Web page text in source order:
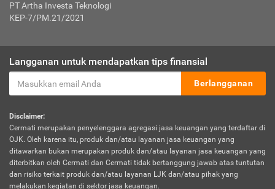
PT Artha Investa Teknologi
KEP-7/PM.21/2021
Langganan untuk mendapatkan tips finansial
Berlangganan
Disclaimer:
Cermati merupakan penyelenggara agregasi jasa keuangan yang terdaftar di
OJK. Oleh karena itu, produk dan/atau layanan jasa keuangan yang
ditawarkan bukan merupakan produk dan/atau layanan jasa keuangan yang
diterbitkan oleh Cermati dan Cermati tidak bertanggung jawab atas tuntutan
dan risiko terkait produk dan/atau layanan LJK dan/atau pihak yang
melakukan kegiatan di sektor jasa keuangan.